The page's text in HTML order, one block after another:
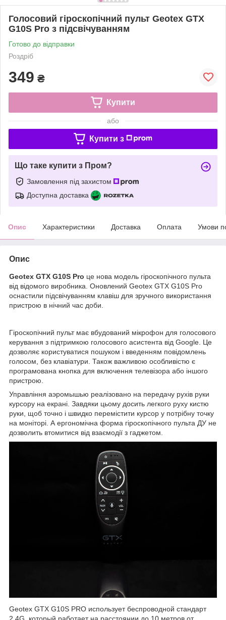
Голосовий гіроскопічний пульт Geotex GTX
G10S Pro з підсвічуванням
Готово до відправки
Роздріб
349 ₴
Купити
або
Купити з
Що таке купити з Пром?
Замовлення під захистом
Доступна доставка
Опис Характеристики Доставка Оплата Умови
Опис
Geotex GTX G10S Pro це нова модель гіроскопічного пульта
від відомого виробника. Оновлений Geotex GTX G10S Pro
оснастили підсвічуванням клавіш для зручного використання
пристрою в нічний час доби.
Гіроскопічний пульт має вбудований мікрофон для голосового
керування з підтримкою голосового асистента від Google. Це
дозволяє користуватися пошуком і введенням повідомлень
голосом, без клавіатури. Також важливою особливістю є
програмована кнопка для включення телевізора або іншого
пристрою.
Управління аэромышью реалізовано на передачу рухів руки
курсору на екрані. Завдяки цьому досить легкого руху кистю
руки, щоб точно і швидко перемістити курсор у потрібну точку
на моніторі. А ергономічна форма гіроскопічного пульта ДУ не
дозволить втомитися від взаємодії з гаджетом.
Geotex GTX G10S PRO использует беспроводной стандарт
2.4G, который работает на расстоянии до 10 метров от